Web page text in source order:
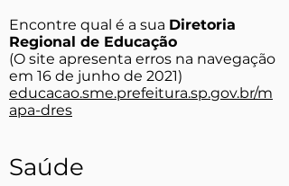
Encontre qual é a sua Diretoria
Regional de Educação
(O site apresenta erros na navegação
em 16 de junho de 2021)
educacao.sme.prefeitura.sp.gov.br/m
apa-dres
Saúde